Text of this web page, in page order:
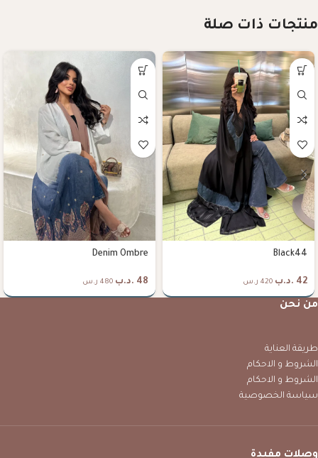
منتجات ذات صلة
Black44
42 .د.ب 420 ر.س
Denim Ombre
48 .د.ب 480 ر.س
من نحن
طريقة العناية
الشروط و الاحكام
الشروط و الاحكام
سياسة الخصوصية
وصلات مفيدة